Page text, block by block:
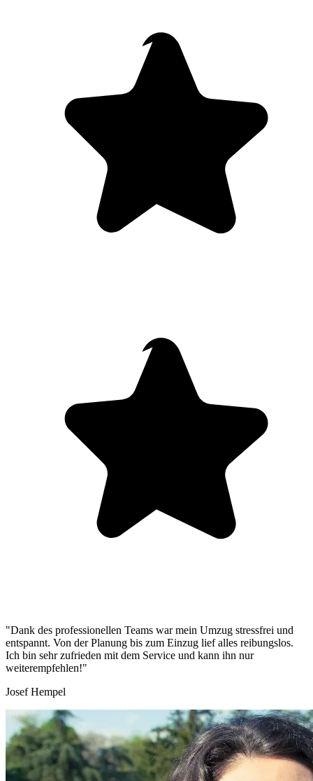
"Dank des professionellen Teams war mein Umzug stressfrei und
entspannt. Von der Planung bis zum Einzug lief alles reibungslos.
Ich bin sehr zufrieden mit dem Service und kann ihn nur
weiterempfehlen!"
Josef Hempel